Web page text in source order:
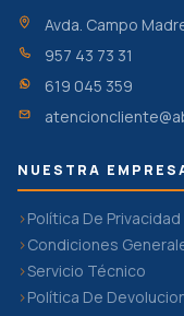
Avda. Campo
957 43 73 31
619 045 359
NUESTRA
Política De Privacidad
Condiciones
Servicio Técnico
Política De